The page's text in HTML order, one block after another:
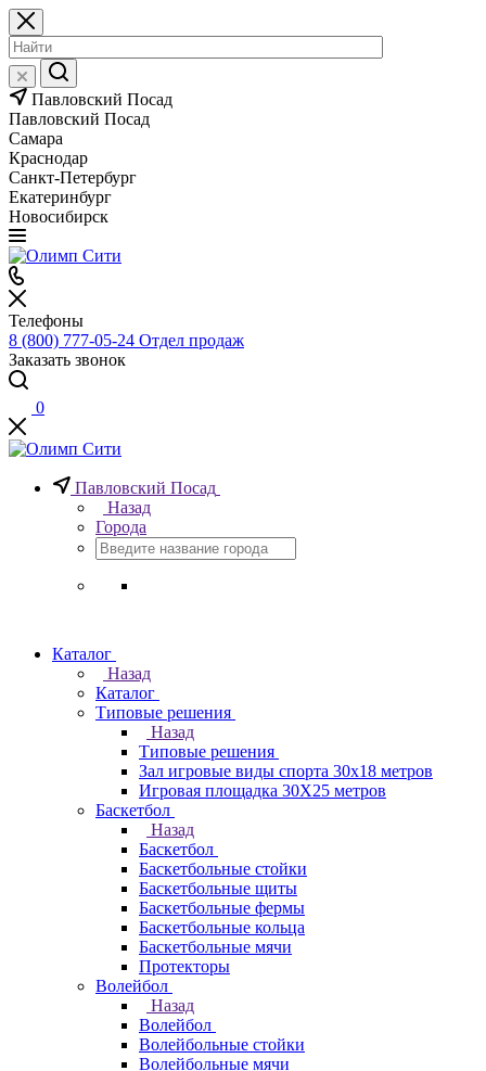
Павловский Посад
Павловский Посад
Самара
Краснодар
Санкт-Петербург
Екатеринбург
Новосибирск
Телефоны
8 (800) 777-05-24 Отдел продаж
Заказать звонок
0
Павловский Посад
Назад
Города
Каталог
Назад
Каталог
Типовые решения
Назад
Типовые решения
Зал игровые виды спорта 30x18 метров
Игровая площадка 30Х25 метров
Баскетбол
Назад
Баскетбол
Баскетбольные стойки
Баскетбольные щиты
Баскетбольные фермы
Баскетбольные кольца
Баскетбольные мячи
Протекторы
Волейбол
Назад
Волейбол
Волейбольные стойки
Волейбольные мячи